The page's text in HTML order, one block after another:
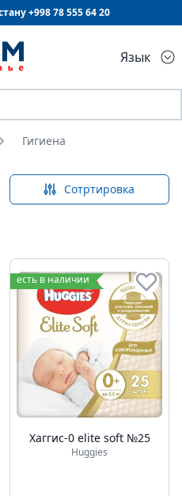
+99878 555 64 20
Язык
Гигиена
Сотртировка
есть в наличии
Хаггис-0 elite soft №25
Huggies